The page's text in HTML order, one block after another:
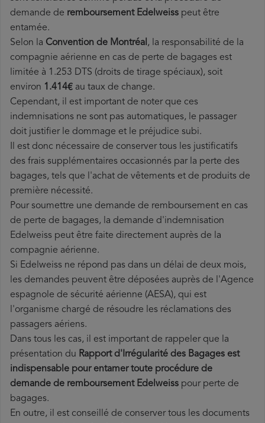
demande de remboursement Edelweiss peut être
entamée.
Selon la Convention de Montréal, la responsabilité de la
compagnie aérienne en cas de perte de bagages est
limitée à 1.253 DTS (droits de tirage spéciaux), soit
environ 1.414€ au taux de change.
Cependant, il est important de noter que ces
indemnisations ne sont pas automatiques, le passager
doit justifier le dommage et le préjudice subi.
Il est donc nécessaire de conserver tous les justificatifs
des frais supplémentaires occasionnés par la perte des
bagages, tels que l'achat de vêtements et de produits de
première nécessité.
Pour soumettre une demande de remboursement en cas
de perte de bagages, la demande d'indemnisation
Edelweiss peut être faite directement auprès de la
compagnie aérienne.
Si Edelweiss ne répond pas dans un délai de deux mois,
les demandes peuvent être déposées auprès de l'Agence
espagnole de sécurité aérienne (AESA), qui est
l'organisme chargé de résoudre les réclamations des
passagers aériens.
Dans tous les cas, il est important de rappeler que la
présentation du Rapport d'Irrégularité des Bagages est
indispensable pour entamer toute procédure de
demande de remboursement Edelweiss pour perte de
bagages.
En outre, il est conseillé de conserver tous les documents